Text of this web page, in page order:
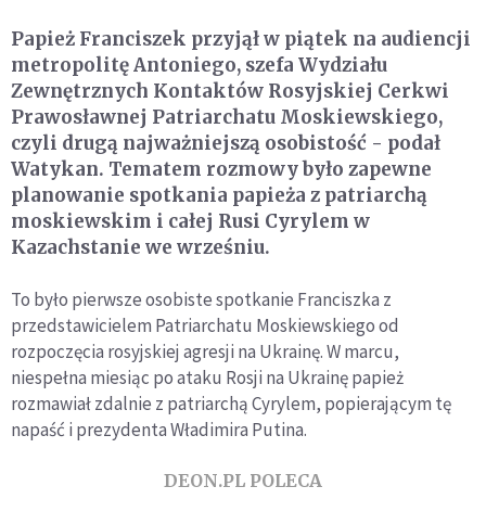
Papież Franciszek przyjął w piątek na audiencji
metropolitę Antoniego, szefa Wydziału
Zewnętrznych Kontaktów Rosyjskiej Cerkwi
Prawosławnej Patriarchatu Moskiewskiego,
czyli drugą najważniejszą osobistość - podał
Watykan. Tematem rozmowy było zapewne
planowanie spotkania papieża z patriarchą
moskiewskim i całej Rusi Cyrylem w
Kazachstanie we wrześniu.
To było pierwsze osobiste spotkanie Franciszka z
przedstawicielem Patriarchatu Moskiewskiego od
rozpoczęcia rosyjskiej agresji na Ukrainę. W marcu,
niespełna miesiąc po ataku Rosji na Ukrainę papież
rozmawiał zdalnie z patriarchą Cyrylem, popierającym tę
napaść i prezydenta Władimira Putina.
DEON.PL POLECA